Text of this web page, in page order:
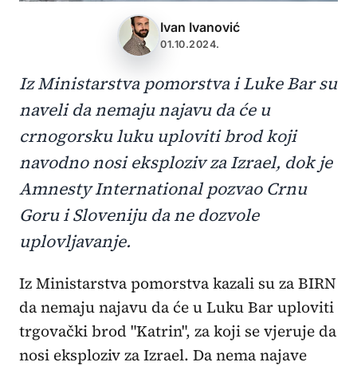
Ivan Ivanović
01.10.2024.
Iz Ministarstva pomorstva i Luke Bar su
naveli da nemaju najavu da će u
crnogorsku luku uploviti brod koji
navodno nosi eksploziv za Izrael, dok je
Amnesty International pozvao Crnu
Goru i Sloveniju da ne dozvole
uplovljavanje.
Iz Ministarstva pomorstva kazali su za BIRN
da nemaju najavu da će u Luku Bar uploviti
trgovački brod "Katrin", za koji se vjeruje da
nosi eksploziv za Izrael. Da nema najave